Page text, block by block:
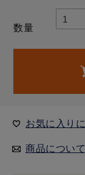
数量
お気に入り
商品につい